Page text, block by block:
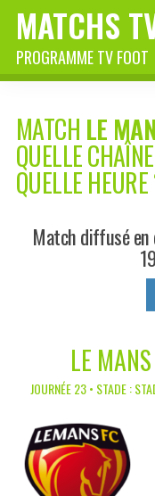
MATCHS
PROGRAMME TV FOOT
MATCH LE
QUELLE
QUELLE
Match diffusé
LE
JOURNÉE 23 • STADE :